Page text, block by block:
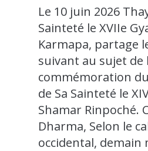
Le 10 juin 2026
Sainteté le XVIIe
Karmapa, partage
suivant au sujet de
commémoration
de Sa Sainteté le
Shamar Rinpoché.
Dharma, Selon le
occidental, demain